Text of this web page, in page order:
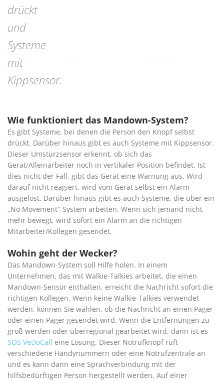
drückt
und
Systeme
mit
Kippsensor.
Wie funktioniert das Mandown-System?
Es gibt Systeme, bei denen die Person den Knopf selbst
drückt. Darüber hinaus gibt es auch Systeme mit Kippsensor.
Dieser Umsturzsensor erkennt, ob sich das
Gerät/Alleinarbeiter noch in vertikaler Position befindet. Ist
dies nicht der Fall, gibt das Gerät eine Warnung aus. Wird
darauf nicht reagiert, wird vom Gerät selbst ein Alarm
ausgelöst. Darüber hinaus gibt es auch Systeme, die über ein
„No Movement“-System arbeiten. Wenn sich jemand nicht
mehr bewegt, wird sofort ein Alarm an die richtigen
Mitarbeiter/Kollegen gesendet.
Wohin geht der Wecker?
Das Mandown-System soll Hilfe holen. In einem
Unternehmen, das mit Walkie-Talkies arbeitet, die einen
Mandown-Sensor enthalten, erreicht die Nachricht sofort die
richtigen Kollegen. Wenn keine Walkie-Talkies verwendet
werden, können Sie wählen, ob die Nachricht an einen Pager
oder einen Pager gesendet wird. Wenn die Entfernungen zu
groß werden oder überregional gearbeitet wird, dann ist es
SOS VeDoCall eine Lösung. Dieser Notrufknopf ruft
verschiedene Handynummern oder eine Notrufzentrale an
und es kann dann eine Sprachverbindung mit der
hilfsbedürftigen Person hergestellt werden. Auf einer